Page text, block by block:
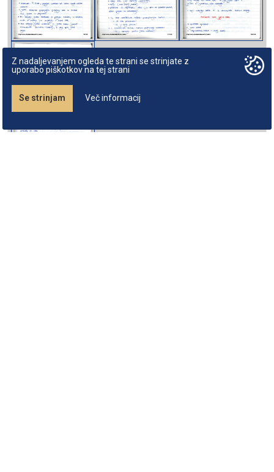
Z nadaljevanjem ogleda te strani se strinjate z
uporabo piškotkov na tej strani
Se strinjam Več informacij